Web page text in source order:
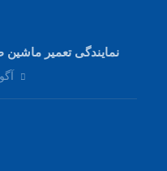
نمایندگی تعمیر